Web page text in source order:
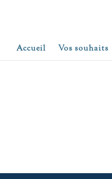
Accueil Vos souhaits